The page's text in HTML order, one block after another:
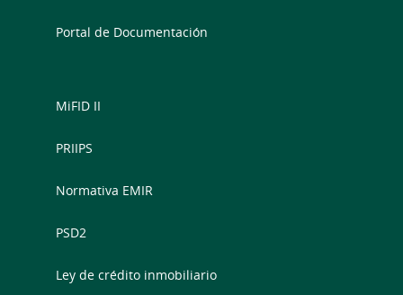
Portal de Documentación
MiFID II
PRIIPS
Normativa EMIR
PSD2
Ley de crédito inmobiliario